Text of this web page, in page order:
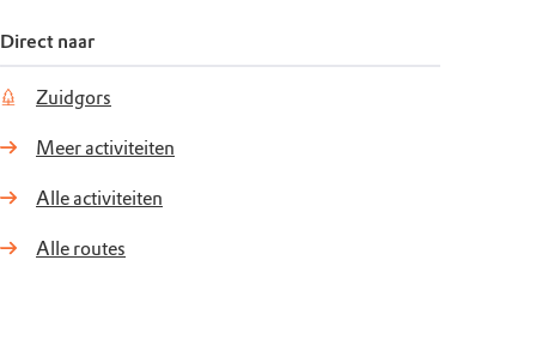
Direct naar
Zuidgors
Meer activiteiten
Alle activiteiten
Alle routes